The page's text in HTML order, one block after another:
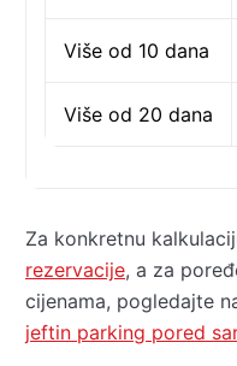
Više od 10 dana
Više od 20 dana
Za konkretnu
rezervacije, a za
cijenama, pogledajte
jeftin parking pored